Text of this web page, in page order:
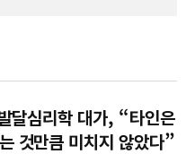
달심리학 대가, “타인은
것만큼 미치지 않았다”